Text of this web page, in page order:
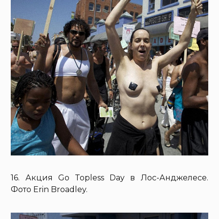
16. Акция Go Topless Day в Лос-Анджелесе.
Фото Erin Broadley.